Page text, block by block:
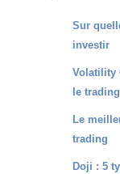
Sur
investir
Volatility
le trading
Le
trading
Doji : 5